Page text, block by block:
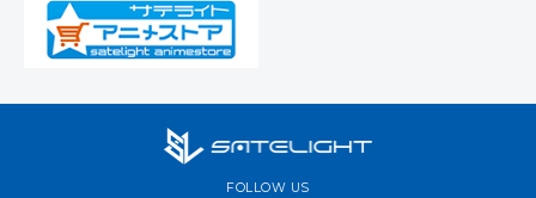
FOLLOW US